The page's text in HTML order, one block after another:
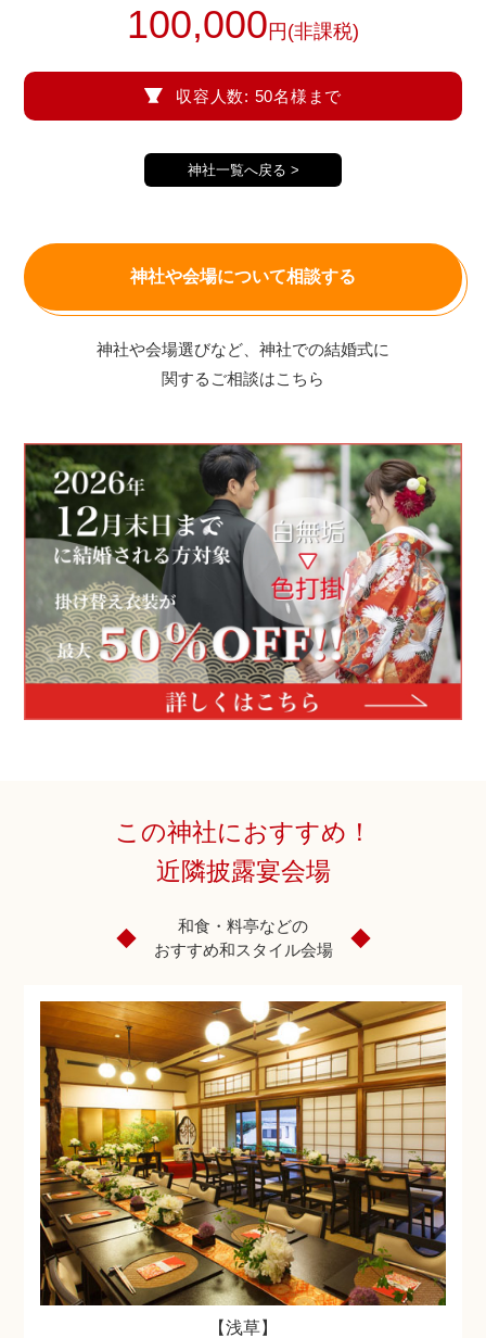
神社コラム
100,000円(非課税)
収容人数: 50名様まで
神社一覧へ戻る >
神社や会場について相談する
神社や会場選びなど、神社での結婚式に
関するご相談はこちら
この神社におすすめ！
近隣披露宴会場
和食・料亭などの
おすすめ和スタイル会場
【浅草】